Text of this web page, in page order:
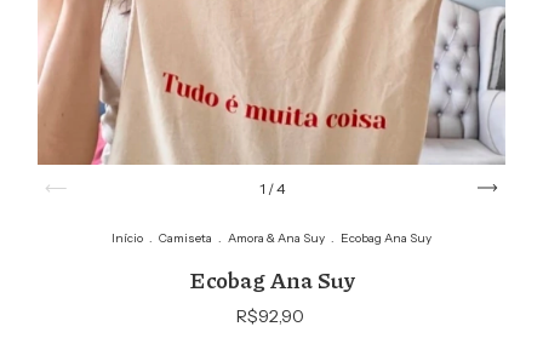
1 /4
Início . Camiseta . Amora & Ana Suy . Ecobag Ana Suy
Ecobag Ana Suy
R$92,90